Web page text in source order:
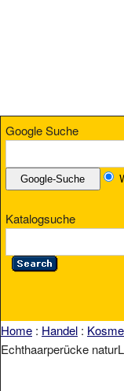
Google Suche
Katalogsuche
Home : Handel :
Echthaarperücke